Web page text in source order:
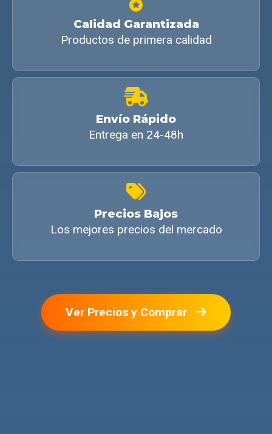
Calidad Garantizada
Productos de primera calidad
Envío Rápido
Entrega en 24-48h
Precios Bajos
Los mejores precios del mercado
Ver Precios y Comprar